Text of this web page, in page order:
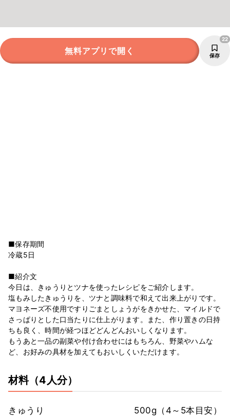
無料アプリで開く 保存
22
■保存期間
冷蔵5日
■紹介文
今日は、きゅうりとツナを使ったレシピをご紹介します。
塩もみしたきゅうりを、ツナと調味料で和えて出来上がりです。
マヨネーズ不使用ですりごまとしょうがをきかせた、マイルドで
さっぱりとした口当たりに仕上がります。また、作り置きの日持
ちも良く、時間が経つほどどんどんおいしくなります。
もうあと一品の副菜や付け合わせにはもちろん、野菜やハムな
ど、お好みの具材を加えてもおいしくいただけます。
材料（4人分）
きゅうり
500g（4～5本目安）